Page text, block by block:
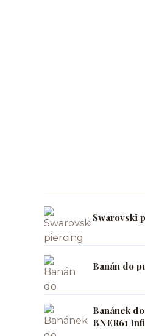
Swarovski
Banán do
Banánek
BNER61